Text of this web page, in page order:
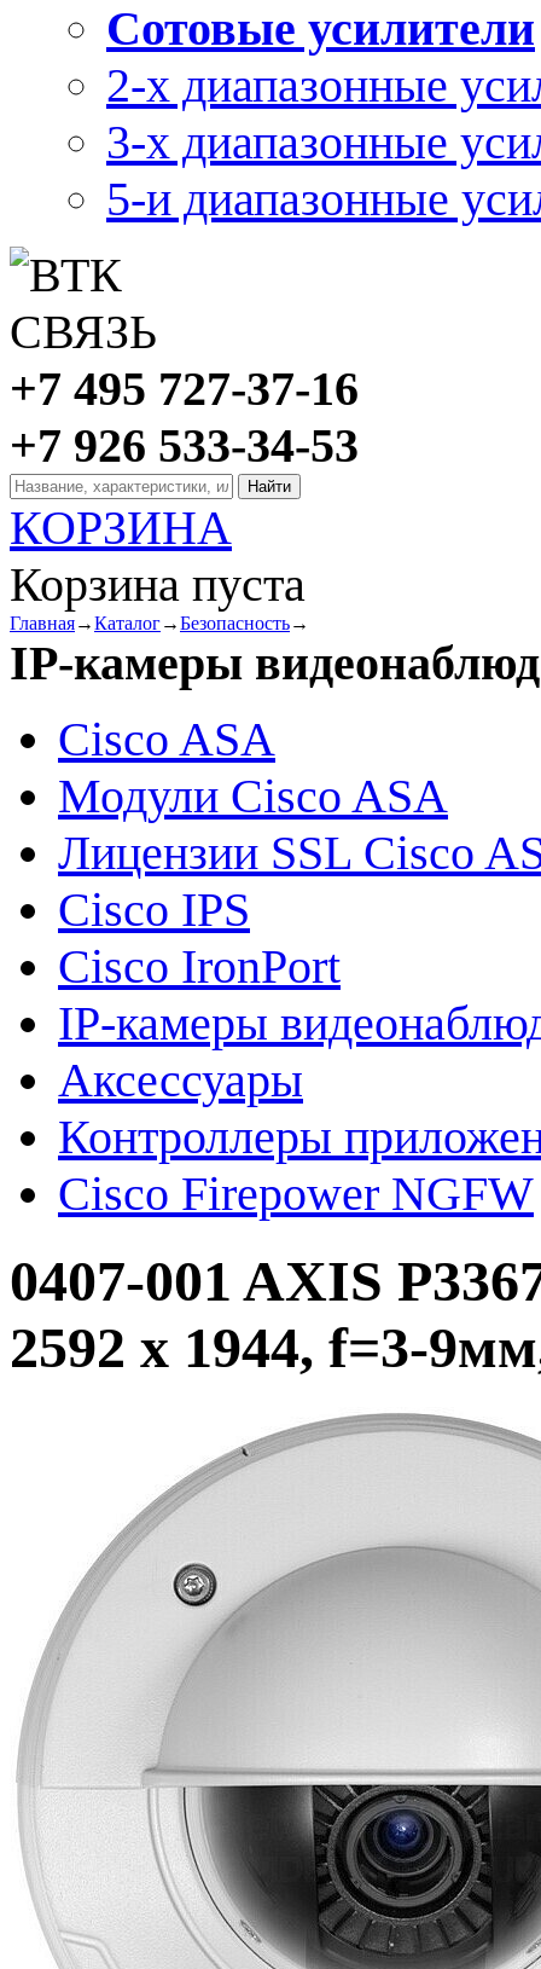
Сотовые усилители
2-х диапазонные
3-х диапазонные
5-и диапазонные
+7 495 727-37-16
+7 926 533-34-53
КОРЗИНА
Корзина пуста
Главная→Каталог→Безопасность→
IP-камеры
Cisco ASA
Модули Cisco ASA
Лицензии SSL Cisco
Cisco IPS
Cisco IronPort
IP-камеры
Аксессуары
Контроллеры
Cisco Firepower NGFW
0407-001 AXIS
2592 x 1944, f=3-